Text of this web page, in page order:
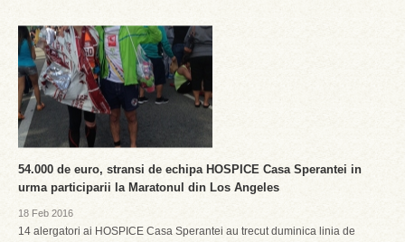
54.000 de euro, stransi de echipa HOSPICE Casa Sperantei in
urma participarii la Maratonul din Los Angeles
18 Feb 2016
14 alergatori ai HOSPICE Casa Sperantei au trecut duminica linia de